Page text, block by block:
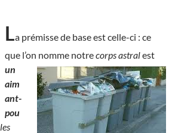
La prémisse de base est celle-ci : ce
que l’on nomme notrecorps astralest
un
aim
ant-
pou
les